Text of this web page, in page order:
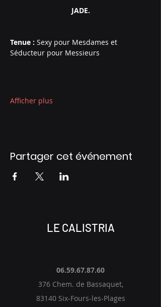
JADE.
Tenue : Sexy pour Mesdames et
Séducteur pour Messieurs
Afficher plus
Partager cet événement
LE CALISTRIA
06.59.67.87.60
376 Chem. de Bassaquet,
83140 Six-Fours-les-Plages